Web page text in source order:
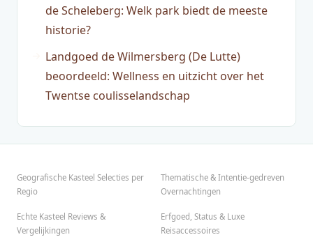
de Scheleberg: Welk park biedt de meeste
historie?
Landgoed de Wilmersberg (De Lutte)
beoordeeld: Wellness en uitzicht over het
Twentse coulisselandschap
Geografische Kasteel Selecties per
Regio
Thematische & Intentie-gedreven
Overnachtingen
Echte Kasteel Reviews &
Vergelijkingen
Erfgoed, Status & Luxe
Reisaccessoires